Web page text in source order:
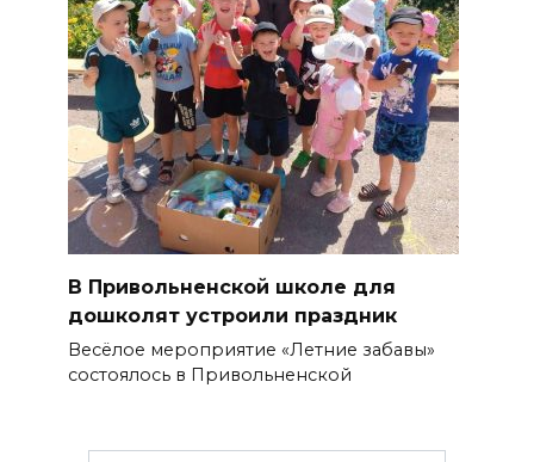
В Привольненской школе для
дошколят устроили праздник
Весёлое мероприятие «Летние забавы»
состоялось в Привольненской